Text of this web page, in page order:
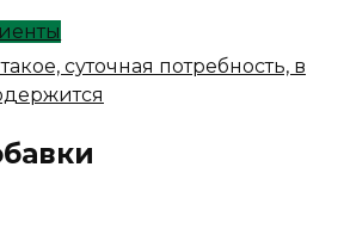
суточная потребность, в